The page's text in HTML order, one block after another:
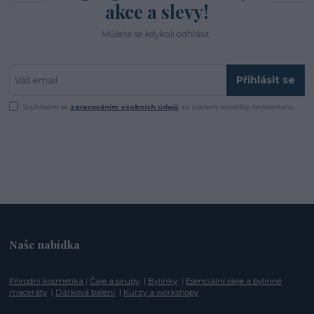
akce a slevy!
Můžete se kdykoli odhlásit.
Přihlásit se
Souhlasím se zpracováním osobních údajů za účelem rozesílky newsletteru.
Naše nabídka
Přírodní kosmetika |Čaje a sirupy | Bylinky | Esenciální oleje a bylinné
maceráty | Dárková balení | Kurzy a workshopy